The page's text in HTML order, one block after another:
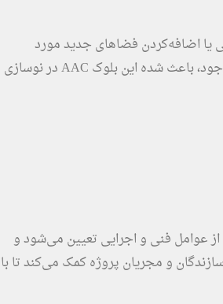
یا اضافه‌کردن فضاهای جدید مورد
استفاده قرار می‌گیرد. قابلیت اجرای سریع و هماهنگی با سازه‌های موجود، باعث شده این بلوک AAC در نوسازی
عوامل فنی و اجرایی تعیین می‌شود و
و مجریان پروژه کمک می‌کند تا با